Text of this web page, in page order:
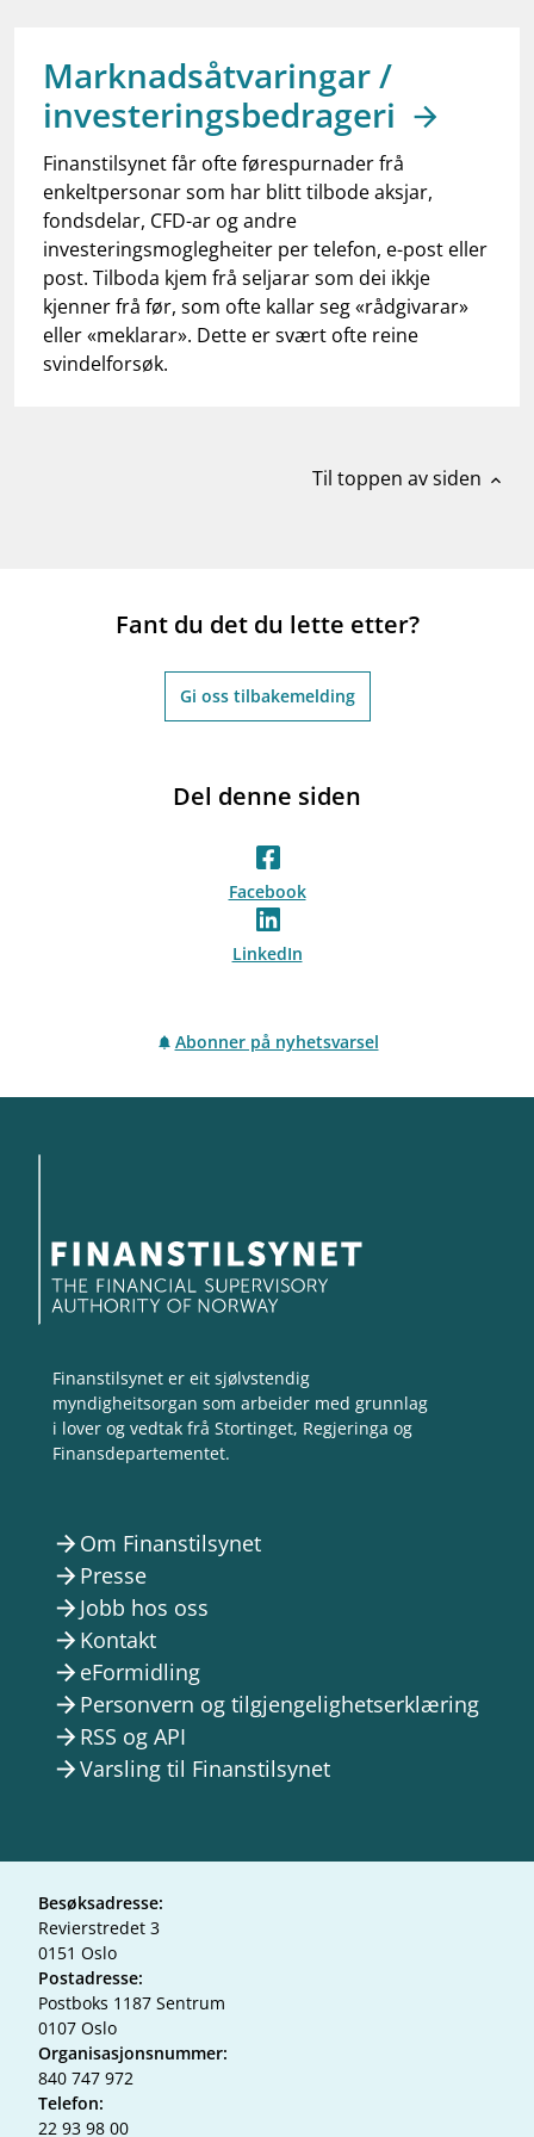
dashboardInformasjon for investorer
notifications_noneAbonner på nyhetsvarsel
Marknadsåtvaringar /
investeringsbedrageri
Finanstilsynet får ofte førespurnader frå
enkeltpersonar som har blitt tilbode aksjar,
fondsdelar, CFD-ar og andre
investeringsmoglegheiter per telefon, e-post eller
post. Tilboda kjem frå seljarar som dei ikkje
kjenner frå før, som ofte kallar seg «rådgivarar»
eller «meklarar». Dette er svært ofte reine
svindelforsøk.
Til toppen av siden expand_less
Fant du det du lette etter?
Gi oss tilbakemelding
Del denne siden
Facebook
LinkedIn
Abonner på nyhetsvarsel
Finanstilsynet er eit sjølvstendig
myndigheitsorgan som arbeider med grunnlag
i lover og vedtak frå Stortinget, Regjeringa og
Finansdepartementet.
arrow_forward Om Finanstilsynet
arrow_forward Presse
arrow_forward Jobb hos oss
arrow_forward Kontakt
arrow_forward eFormidling
arrow_forward Personvern og tilgjengelighetserklæring
arrow_forward RSS og API
arrow_forwardVarsling til Finanstilsynet
Besøksadresse:
Revierstredet 3
0151 Oslo
Postadresse:
Postboks 1187 Sentrum
0107 Oslo
Organisasjonsnummer:
840 747 972
Telefon:
22 93 98 00